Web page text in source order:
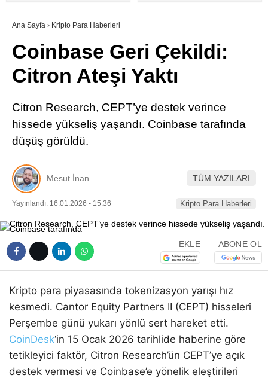
Youtube
Pinterest
Telegram
SÖZLÜK
Ana Sayfa › Kripto Para Haberleri
Coinbase Geri Çekildi:
Citron Ateşi Yaktı
Citron Research, CEPT’ye destek verince
hissede yükseliş yaşandı. Coinbase tarafında
düşüş görüldü.
Mesut İnan TÜM YAZILARI
Yayınlandı: 16.01.2026 - 15:36 Kripto Para Haberleri
EKLE ABONE OL
Kripto para piyasasında tokenizasyon yarışı hız
kesmedi. Cantor Equity Partners II (CEPT) hisseleri
Perşembe günü yukarı yönlü sert hareket etti.
CoinDesk‘in 15 Ocak 2026 tarihlide haberine göre
tetikleyici faktör, Citron Research’ün CEPT’ye açık
destek vermesi ve Coinbase’e yönelik eleştirileri